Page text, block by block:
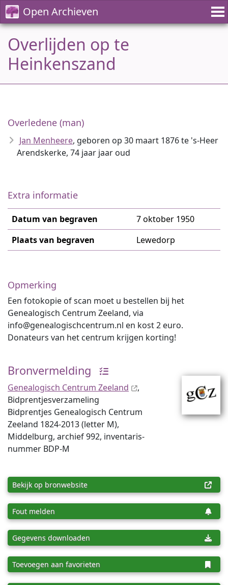
Open Archieven
Overlijden op te
Heinkenszand
Overledene (man)
Jan Menheere, geboren op 30 maart 1876 te 's-Heer
Arendskerke, 74 jaar jaar oud
Extra informatie
Datum van begraven
7 oktober 1950
Plaats van begraven
Lewedorp
Opmerking
Een fotokopie of scan moet u bestellen bij het
Genealogisch Centrum Zeeland, via
info@genealogischcentrum.nl en kost 2 euro.
Donateurs van het centrum krijgen korting!
Bronvermelding
Genealogisch Centrum Zeeland
,
Bidprentjes­verzameling
Bidprentjes Genealogisch Centrum
Zeeland 1824-2013 (letter M),
Middelburg, archief 992, inventaris­
num­mer BDP-M
Bekijk op bronwebsite
Fout melden
Gegevens downloaden
Toevoegen aan favorieten